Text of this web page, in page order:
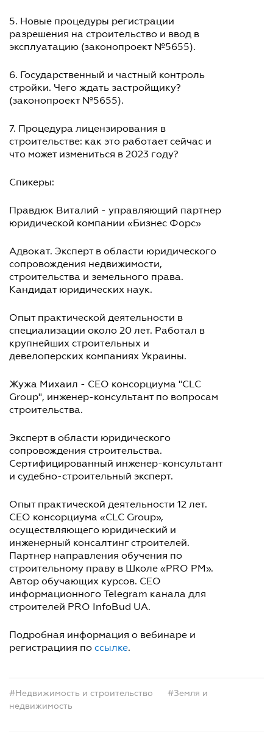
5. Новые процедуры регистрации
разрешения на строительство и ввод в
эксплуатацию (законопроект №5655).
6. Государственный и частный контроль
стройки. Чего ждать застройщику?
(законопроект №5655).
7. Процедура лицензирования в
строительстве: как это работает сейчас и
что может измениться в 2023 году?
Спикеры:
Правдюк Виталий - управляющий партнер
юридической компании «Бизнес Форс»
Адвокат. Эксперт в области юридического
сопровождения недвижимости,
строительства и земельного права.
Кандидат юридических наук.
Опыт практической деятельности в
специализации около 20 лет. Работал в
крупнейших строительных и
девелоперских компаниях Украины.
Жужа Михаил - СЕО консорциума "СLC
Group", инженер-консультант по вопросам
строительства.
Эксперт в области юридического
сопровождения строительства.
Сертифицированный инженер-консультант
и судебно-строительный эксперт.
Опыт практической деятельности 12 лет.
СЕО консорциума «CLC Group»,
осуществляющего юридический и
инженерный консалтинг строителей.
Партнер направления обучения по
строительному праву в Школе «PRO PM».
Автор обучающих курсов. CEO
информационного Telegram канала для
строителей PRO InfoBud UA.
Подробная информация о вебинаре и
регистрациия по ссылке.
#Недвижимость и строительство
#Земля и
недвижимость